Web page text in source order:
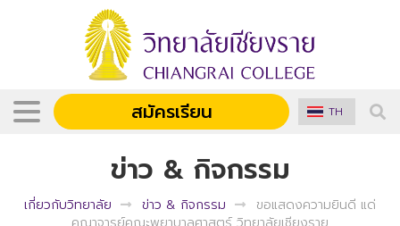
สมัครเรียน TH
ข่าว & กิจกรรม
เกี่ยวกับวิทยาลัย ข่าว & กิจกรรม
ขอแสดงความยินดี แด่